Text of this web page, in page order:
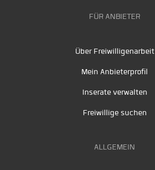
FÜR ANBIETER
Über Freiwilligenarbeit
Mein Anbieterprofil
Inserate verwalten
Freiwillige suchen
ALLGEMEIN